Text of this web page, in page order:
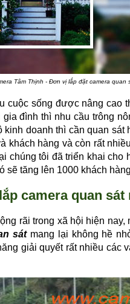
Tâm Thịnh - Đơn vị lắp đặt camera quan
cuộc sống được nâng cao
đình thì nhu cầu trông
doanh thì cần quan
khách hàng và còn rất
chúng tôi đã triển khai cho
sẽ tăng lên 1000 khách
camera quan sát
rãi trong xã hội hiện nay,
sát mang lại không hề
giải quyết rất nhiều các